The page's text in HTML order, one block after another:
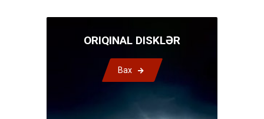
ORIQINAL DISKLƏR
Bax